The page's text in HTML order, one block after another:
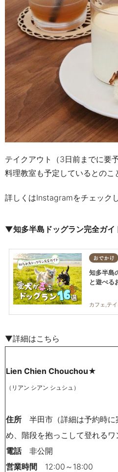
テイクアウト （3日前までに要
料理教室も予定しているとのこ
詳しくはInstagramをチェック
▼知多半島ドッグラン完全ガイ
おでかけ
知多半島
と遊べる
カフェ,テ
▼詳細はこちら
Lien Chien Chouchou★
（リアン シアン シュシュ）
住所 半田市（詳細は予約時に
め、階段を抱っこして登れるワ
電話非公開
営業時間 12:00～18:00